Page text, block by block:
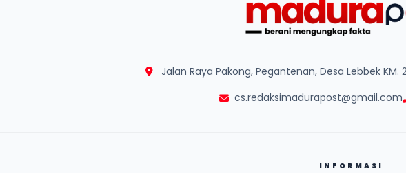
Jalan Raya Pakong, Pegantenan, Desa Lebbek KM.
cs.redaksimadurapost@gmail.com
INFORMASI